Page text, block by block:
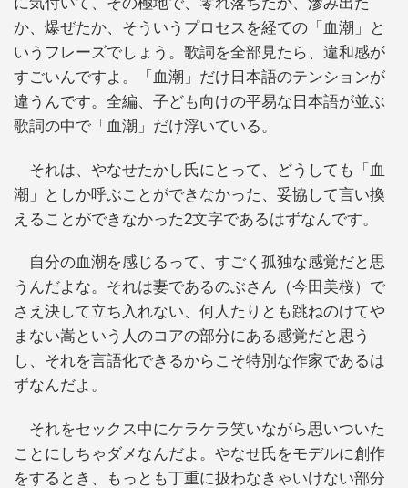
に気付いて、その極地で、零れ落ちたか、滲み出た
か、爆ぜたか、そういうプロセスを経ての「血潮」と
いうフレーズでしょう。歌詞を全部見たら、違和感が
すごいんですよ。「血潮」だけ日本語のテンションが
違うんです。全編、子ども向けの平易な日本語が並ぶ
歌詞の中で「血潮」だけ浮いている。
それは、やなせたかし氏にとって、どうしても「血
潮」としか呼ぶことができなかった、妥協して言い換
えることができなかった2文字であるはずなんです。
自分の血潮を感じるって、すごく孤独な感覚だと思
うんだよな。それは妻であるのぶさん（今田美桜）で
さえ決して立ち入れない、何人たりとも跳ねのけてや
まない嵩という人のコアの部分にある感覚だと思う
し、それを言語化できるからこそ特別な作家であるは
ずなんだよ。
それをセックス中にケラケラ笑いながら思いついた
ことにしちゃダメなんだよ。やなせ氏をモデルに創作
をするとき、もっとも丁重に扱わなきゃいけない部分